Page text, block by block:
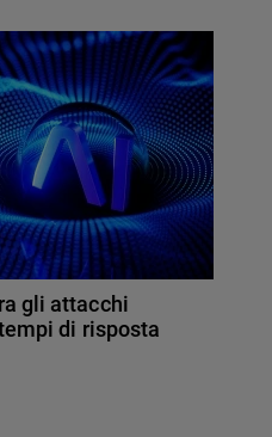
gli attacchi
di risposta